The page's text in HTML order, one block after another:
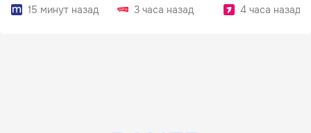
15 минут назад
3 часа назад
4 часа назад